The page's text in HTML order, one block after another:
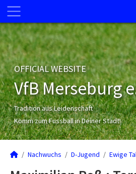
OFFICIAL WEBSITE
VfB Merseburg
Tradition aus Leidenschaft
Komm zum Fussball in Deiner Stadt!
Nachwuchs D-Jugend Ewige